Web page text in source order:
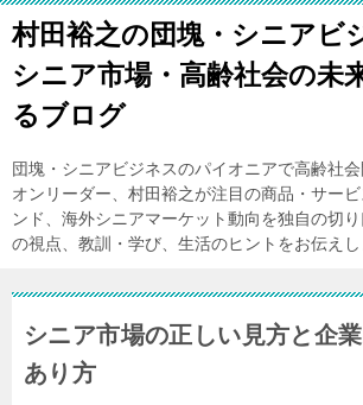
村田裕之の団塊・シニアビ
シニア市場・高齢社会の未
るブログ
団塊・シニアビジネスのパイオニアで高齢社
オンリーダー、村田裕之が注目の商品・サー
ンド、海外シニアマーケット動向を独自の切
の視点、教訓・学び、生活のヒントをお伝えし
シニア市場の正しい見方と企
あり方